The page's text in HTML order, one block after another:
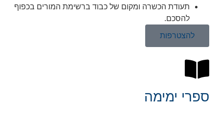
תעודת הכשרה ומקום של כבוד ברשימת המורים בכפוף
להסכם.
להצטרפות
ספרי ימימה